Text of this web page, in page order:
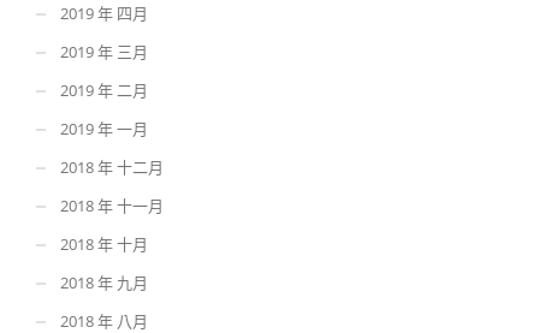
2019 年 四月
2019 年 三月
2019 年 二月
2019 年 一月
2018 年 十二月
2018 年 十一月
2018 年 十月
2018 年 九月
2018 年 八月